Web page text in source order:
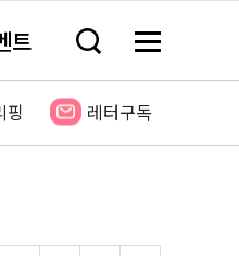
트 검
창
기
메
전
보
핑 레터구독